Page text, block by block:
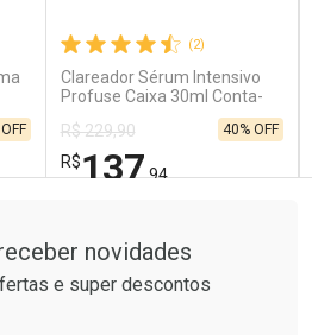
Comprar sem Desconto
Por R$ 41,99/cada
Comprar sem Desconto
(2)
Clareador Sérum Intensivo
Profuse Caixa 30ml Conta-
R$ 229,90
R$137,94
40% OFF
Laboratório
Por Menos
novidades
e super descontos